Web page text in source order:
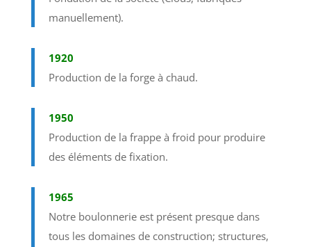
manuellement).
1920
Production de la forge à chaud.
1950
Production de la frappe à froid pour produire
des éléments de fixation.
1965
Notre boulonnerie est présent presque dans
tous les domaines de construction; structures,